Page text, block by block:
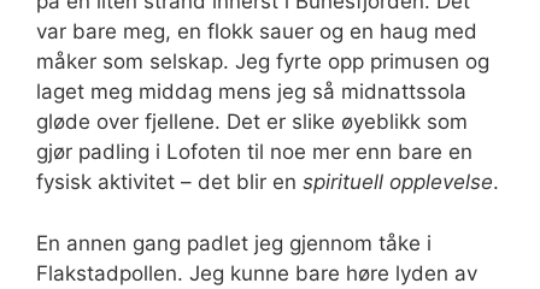
var bare meg, en flokk sauer og en haug med
måker som selskap. Jeg fyrte opp primusen og
laget meg middag mens jeg så midnattssola
gløde over fjellene. Det er slike øyeblikk som
gjør padling i Lofoten til noe mer enn bare en
fysisk aktivitet – det blir en spirituell opplevelse.
En annen gang padlet jeg gjennom tåke i
Flakstadpollen. Jeg kunne bare høre lyden av